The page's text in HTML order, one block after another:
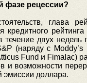
фазе рецессии?
глава
кредитного
течение двух
(наряду с
Fund и
возможности
эмиссии доллара.